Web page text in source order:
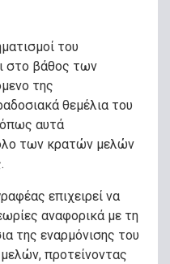
του
στο βάθος των
της
θεμέλια του
όπως αυτά
των κρατών μελών
επιχειρεί να
αναφορικά με τη
της εναρμόνισης του
προτείνοντας